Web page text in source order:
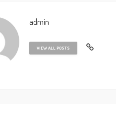
admin
VIEW ALL POSTS